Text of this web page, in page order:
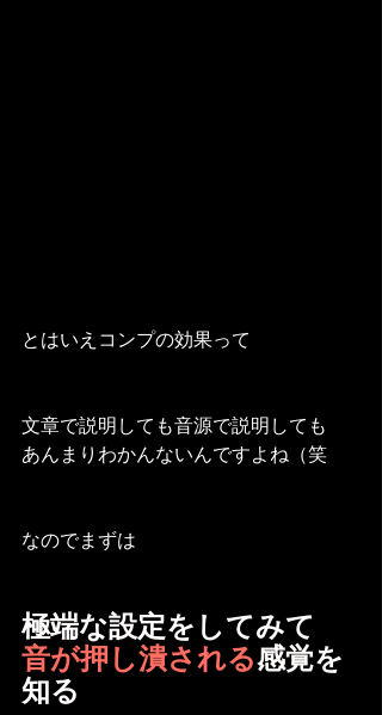
とはいえコンプの効果って
文章で説明しても音源で説明しても
あんまりわかんないんですよね（笑
なのでまずは
極端な設定をしてみて
音が押し潰される感覚を
知る